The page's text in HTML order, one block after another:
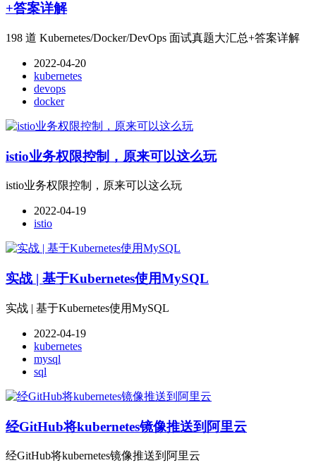
+答案详解
198 道 Kubernetes/Docker/DevOps 面试真题大汇总+答案详解
2022-04-20
kubernetes
devops
docker
istio业务权限控制，原来可以这么玩
istio业务权限控制，原来可以这么玩
2022-04-19
istio
实战 | 基于Kubernetes使用MySQL
实战 | 基于Kubernetes使用MySQL
2022-04-19
kubernetes
mysql
sql
经GitHub将kubernetes镜像推送到阿里云
经GitHub将kubernetes镜像推送到阿里云